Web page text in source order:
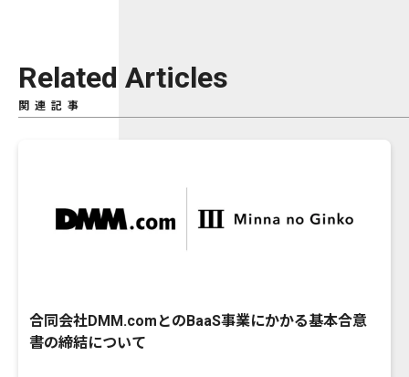
Related Articles
関連記事
合同会社DMM.comとのBaaS事業にかかる基本合意
書の締結について